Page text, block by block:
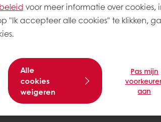
EEN UNIEK 60-
Terwijl conventionele
markeert Chocolanté
stroomlijnen tot slechts
in Vietnam—van boon
vast en levert verfijnde,
voor meer informatie over cookies,
"Ik accepteer alle cookies" te klikken,
Alle
cookies
weigeren
Pas mijn
aan